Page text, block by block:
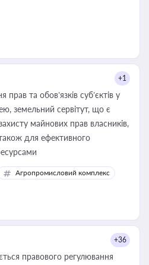
+1
прав та обов’язків суб’єктів у
земельний сервітут, що є
майнових прав власників,
для ефективного
Агропромисловий комплекс
+36
правового регулювання